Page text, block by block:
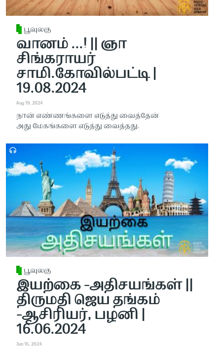
பூவுலகு
வானம் ...! || ஞா
சிங்கராயர்
சாமி.கோவில்பட்டி |
19.08.2024
Aug 19, 2024
நான் எண்ணங்களை எடுத்து வைத்தேன்
அது மேகங்களை எடுத்து வைத்தது.
பூவுலகு
இயற்கை -அதிசயங்கள் ||
திருமதி ஜெய தங்கம்
-ஆசிரியர், பழனி |
16.06.2024
Jun 16, 2024